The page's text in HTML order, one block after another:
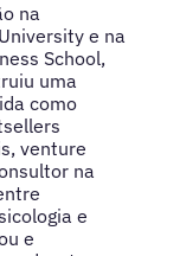
na
e na
School,
uma
como
venture
na
e
e